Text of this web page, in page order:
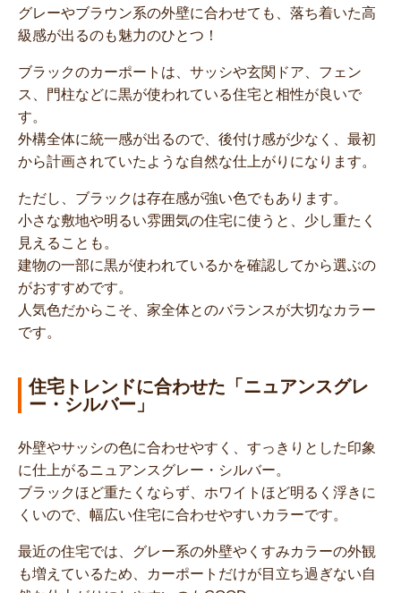
グレーやブラウン系の外壁に合わせても、落ち着いた高
級感が出るのも魅力のひとつ！
ブラックのカーポートは、サッシや玄関ドア、フェン
ス、門柱などに黒が使われている住宅と相性が良いで
す。
外構全体に統一感が出るので、後付け感が少なく、最初
から計画されていたような自然な仕上がりになります。
ただし、ブラックは存在感が強い色でもあります。
小さな敷地や明るい雰囲気の住宅に使うと、少し重たく
見えることも。
建物の一部に黒が使われているかを確認してから選ぶの
がおすすめです。
人気色だからこそ、家全体とのバランスが大切なカラー
です。
住宅トレンドに合わせた「ニュアンスグレ
ー・シルバー」
外壁やサッシの色に合わせやすく、すっきりとした印象
に仕上がるニュアンスグレー・シルバー。
ブラックほど重たくならず、ホワイトほど明るく浮きに
くいので、幅広い住宅に合わせやすいカラーです。
最近の住宅では、グレー系の外壁やくすみカラーの外観
も増えているため、カーポートだけが目立ち過ぎない自